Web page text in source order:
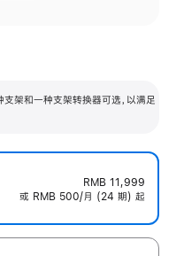
架和一种支架转换器可选，以满足
RMB 11,999
或 RMB 500/月 (24 期) 起